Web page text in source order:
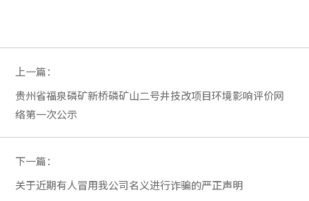
上一篇：
贵州省福泉磷矿新桥磷矿山二号井技改项目环境影响评价网
络第一次公示
下一篇：
关于近期有人冒用我公司名义进行诈骗的严正声明